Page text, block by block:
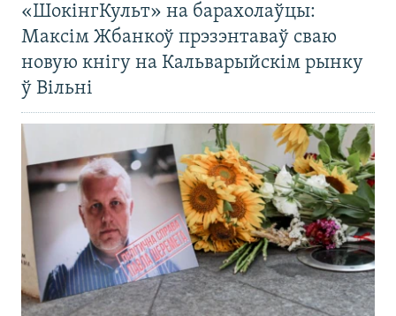
«ШокінгКульт» на барахолаўцы:
Максім Жбанкоў прэзэнтаваў сваю
новую кнігу на Кальварыйскім рынку
ў Вільні